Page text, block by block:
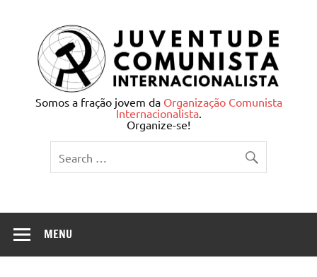
Juventude Comunista
Internacionalista
Somos a fração jovem da Organização Comunista
Internacionalista.
Organize-se!
MENU